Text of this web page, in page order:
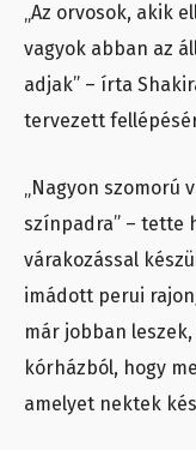
„Az orvosok, akik
vagyok abban az
adjak” – írta
tervezett
„Nagyon szomorú
színpadra” – tette
várakozással
imádott perui
már jobban
kórházból, hogy
amelyet nektek